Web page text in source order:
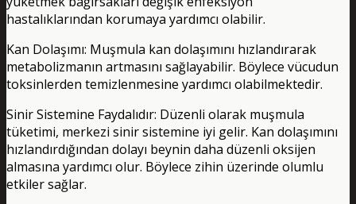
hastalıklarından korumaya yardımcı olabilir.
Kan Dolaşımı: Muşmula kan dolaşımını hızlandırarak
metabolizmanın artmasını sağlayabilir. Böylece vücudun
toksinlerden temizlenmesine yardımcı olabilmektedir.
Sinir Sistemine Faydalıdır: Düzenli olarak muşmula
tüketimi, merkezi sinir sistemine iyi gelir. Kan dolaşımını
hızlandırdığından dolayı beynin daha düzenli oksijen
almasına yardımcı olur. Böylece zihin üzerinde olumlu
etkiler sağlar.